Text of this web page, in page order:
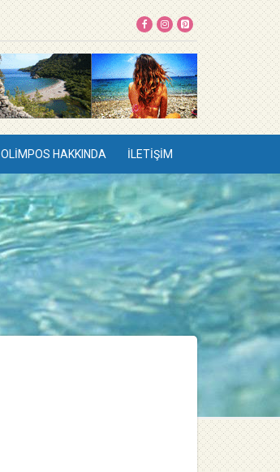
OLIMPOS HAKKINDA İLETIŞIM